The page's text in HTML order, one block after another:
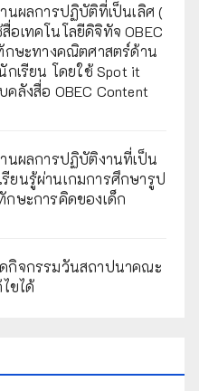
นผลการปฏิบัติที่เป็นเลิศ (
อเทคโนโลยีดิจิทัจ OBEC
กษะทางคณิตศาสตร์ด้าน
กเรียน โดยใช้ Spot it
ลังสื่อ OBEC Content
นผลการปฏิบัติงานที่เป็น
ยนรู้ผ่านเกมการศึกษารูป
ษะการคิดของเด็ก
กิจกรรมวันสถาปนาคณะ
ขได้